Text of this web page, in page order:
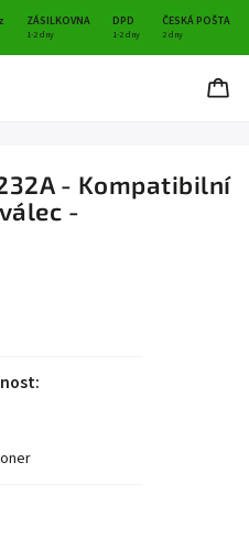
ZÁSILKOVNA DPD ČESKÁ POŠTA
1-2 dny 1-2 dny 2 dny
- Kompatibilní
-
: